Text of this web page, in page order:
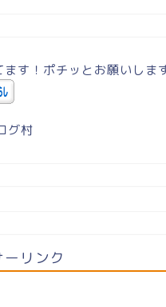
す！ポチッとお願いしま
グ村
ーリンク